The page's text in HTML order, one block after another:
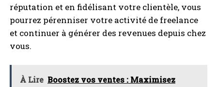
réputation et en fidélisant votre clientèle, vous
pourrez pérenniser votre activité de freelance
et continuer à générer des revenues depuis chez
vous.
À Lire Boostez vos ventes : Maximisez